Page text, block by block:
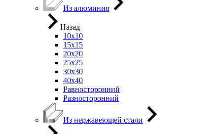
Из алюминия
Назад
10х10
15х15
20х20
25х25
30х30
40х40
Равносторонний
Разносторонний
Из нержавеющей стали